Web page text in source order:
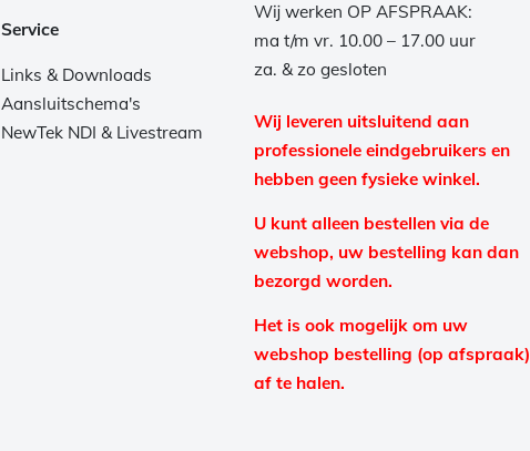
Service
Links & Downloads
Aansluitschema's
NewTek NDI & Livestream
Wij werken OP AFSPRAAK:
ma t/m vr. 10.00 – 17.00 uur
za. & zo gesloten
Wij leveren uitsluitend aan
professionele eindgebruikers en
hebben geen fysieke winkel.
U kunt alleen bestellen via de
webshop, uw bestelling kan dan
bezorgd worden.
Het is ook mogelijk om uw
webshop bestelling (op afspraak)
af te halen.